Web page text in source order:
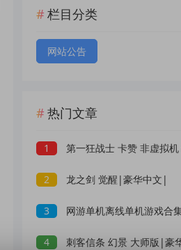
栏目分类
网站公告
热门文章
1 第一狂战士 卡赞 非虚拟机
2 龙之剑 觉醒|豪华中文|
3 网游单机离线单机游戏合集2.6T 解压即玩 网
4 刺客信条 幻景 大师版|豪